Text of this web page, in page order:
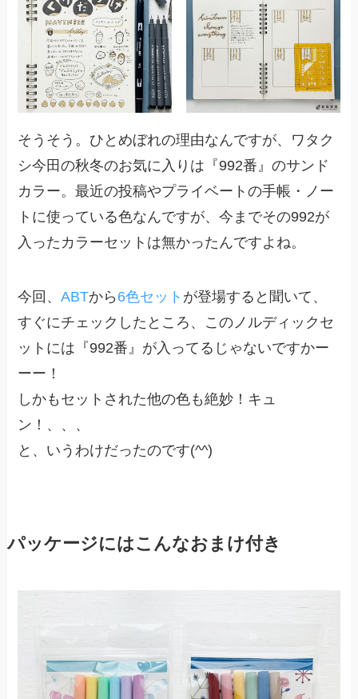
そうそう。ひとめぼれの理由なんですが、ワタク
シ今田の秋冬のお気に入りは『992番』のサンド
カラー。最近の投稿やプライベートの手帳・ノー
トに使っている色なんですが、今までその992が
入ったカラーセットは無かったんですよね。
今回、ABTから 6色セット が登場すると聞いて、
すぐにチェックしたところ、このノルディックセ
ットには『992番』が入ってるじゃないですかー
ーー！
しかもセットされた他の色も絶妙！キュ
ン！、、、
と、いうわけだったのです(^^)
パッケージにはこんなおまけ付き